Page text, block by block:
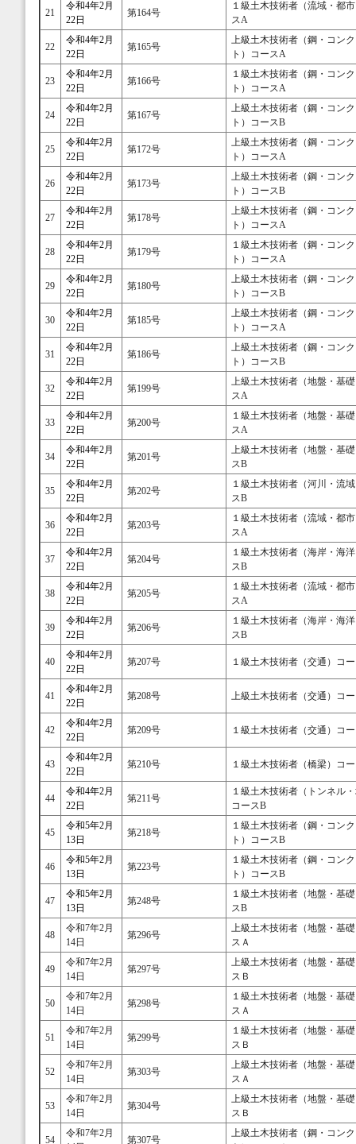
21
令和4年2月
22日
第164号
１級土木技術者（流域・都
スA
22
令和4年2月
22日
第165号
上級土木技術者（鋼・コン
ト）コースA
23
令和4年2月
22日
第166号
１級土木技術者（鋼・コン
ト）コースA
24
令和4年2月
22日
第167号
上級土木技術者（鋼・コン
ト）コースB
25
令和4年2月
22日
第172号
上級土木技術者（鋼・コン
ト）コースA
26
令和4年2月
22日
第173号
上級土木技術者（鋼・コン
ト）コースB
27
令和4年2月
22日
第178号
上級土木技術者（鋼・コン
ト）コースA
28
令和4年2月
22日
第179号
１級土木技術者（鋼・コン
ト）コースA
29
令和4年2月
22日
第180号
上級土木技術者（鋼・コン
ト）コースB
30
令和4年2月
22日
第185号
上級土木技術者（鋼・コン
ト）コースA
31
令和4年2月
22日
第186号
上級土木技術者（鋼・コン
ト）コースB
32
令和4年2月
22日
第199号
上級土木技術者（地盤・基
スA
33
令和4年2月
22日
第200号
１級土木技術者（地盤・基
スA
34
令和4年2月
22日
第201号
上級土木技術者（地盤・基
スB
35
令和4年2月
22日
第202号
１級土木技術者（河川・流
スB
36
令和4年2月
22日
第203号
１級土木技術者（流域・都
スA
37
令和4年2月
22日
第204号
１級土木技術者（海岸・海
スB
38
令和4年2月
22日
第205号
１級土木技術者（流域・都
スA
39
令和4年2月
22日
第206号
１級土木技術者（海岸・海
スB
40
令和4年2月
22日
第207号 １級土木技術者（交通）コ
41
令和4年2月
22日
第208号 上級土木技術者（交通）コ
42
令和4年2月
22日
第209号 １級土木技術者（交通）コ
43
令和4年2月
22日
第210号 １級土木技術者（橋梁）コ
44
令和4年2月
22日
第211号
１級土木技術者（トンネル
コースB
45
令和5年2月
13日
第218号
１級土木技術者（鋼・コン
ト）コースB
46
令和5年2月
13日
第223号
１級土木技術者（鋼・コン
ト）コースB
47
令和5年2月
13日
第248号
１級土木技術者（地盤・基
スB
48
令和7年2月
14日
第296号
上級土木技術者（地盤・基
スＡ
49
令和7年2月
14日
第297号
上級土木技術者（地盤・基
スＢ
50
令和7年2月
14日
第298号
１級土木技術者（地盤・基
スＡ
51
令和7年2月
14日
第299号
１級土木技術者（地盤・基
スＢ
52
令和7年2月
14日
第303号
上級土木技術者（地盤・基
スＡ
53
令和7年2月
14日
第304号
上級土木技術者（地盤・基
スＢ
54
令和7年2月
第307号
上級土木技術者（鋼・コン